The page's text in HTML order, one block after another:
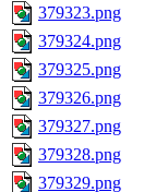
379323.png
379324.png
379325.png
379326.png
379327.png
379328.png
379329.png